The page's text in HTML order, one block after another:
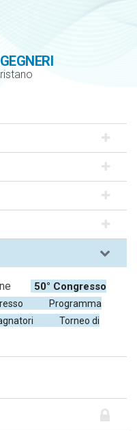
50° Congresso
Programma
Torneo di